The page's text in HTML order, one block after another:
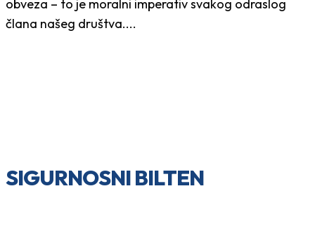
obveza – to je moralni imperativ svakog odraslog
člana našeg društva....
SIGURNOSNI BILTEN